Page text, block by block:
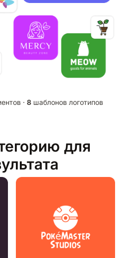
· 8 шаблонов логотипов
для